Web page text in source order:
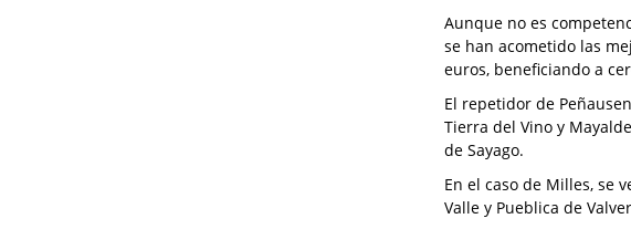
Aunque no es
se han acometido las
euros, beneficiando a
El repetidor de
Tierra del Vino y
de Sayago.
En el caso de Milles, se
Valle y Pueblica de